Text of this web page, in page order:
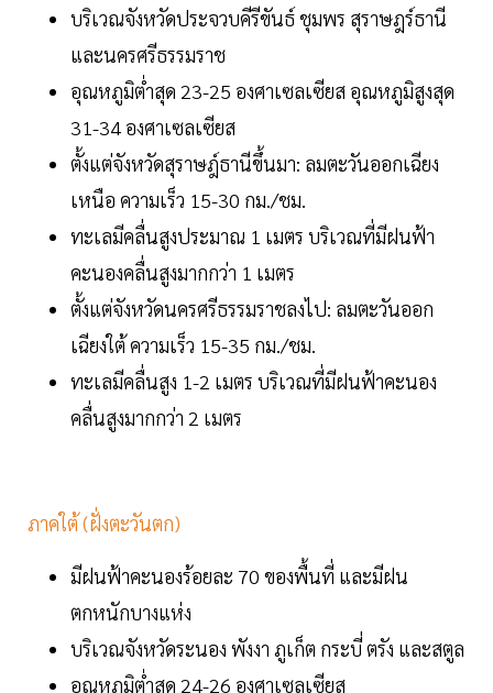
บริเวณจังหวัดประจวบคีรีขันธ์ ชุมพร สุราษฎร์ธานี
และนครศรีธรรมราช
อุณหภูมิต่ำสุด 23-25 องศาเซลเซียส อุณหภูมิสูงสุด
31-34 องศาเซลเซียส
ตั้งแต่จังหวัดสุราษฎ์ธานีขึ้นมา: ลมตะวันออกเฉียง
เหนือ ความเร็ว 15-30 กม./ชม.
ทะเลมีคลื่นสูงประมาณ 1 เมตร บริเวณที่มีฝนฟ้า
คะนองคลื่นสูงมากกว่า 1 เมตร
ตั้งแต่จังหวัดนครศรีธรรมราชลงไป: ลมตะวันออก
เฉียงใต้ ความเร็ว 15-35 กม./ชม.
ทะเลมีคลื่นสูง 1-2 เมตร บริเวณที่มีฝนฟ้าคะนอง
คลื่นสูงมากกว่า 2 เมตร
ภาคใต้ (ฝั่งตะวันตก)
มีฝนฟ้าคะนองร้อยละ 70 ของพื้นที่ และมีฝน
ตกหนักบางแห่ง
บริเวณจังหวัดระนอง พังงา ภูเก็ต กระบี่ ตรัง และสตูล
อุณหภูมิต่ำสุด 24-26 องศาเซลเซียส